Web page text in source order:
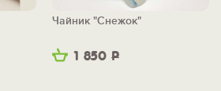
1 850 Р
Чайник "Снежок"